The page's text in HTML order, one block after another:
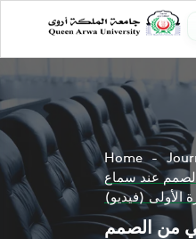
Home
عند سماع
الأولى (فيديو)
من الصمم